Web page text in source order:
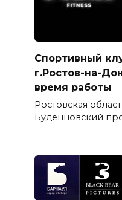
Спортивный
г.Ростов-на-
время работы
Ростовская
Будённовский